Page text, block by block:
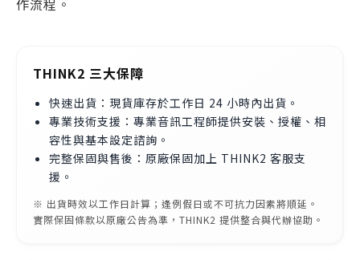
THINK2 三大保障
快速出貨：現貨庫存於工作日 24 小時內出貨。
專業技術支援：專業音訊工程師提供安裝、授權、相
容性與基本設定諮詢。
完整保固與售後：原廠保固加上 THINK2 客服支
援。
※ 出貨時效以工作日計算；逢例假日或不可抗力因素將順延。
實際保固條款以原廠公告為準，THINK2 提供整合與代辦協助。